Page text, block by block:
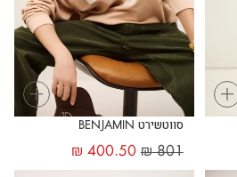
+
+
סווטשירט BENJAMIN
₪801
₪ 400.50